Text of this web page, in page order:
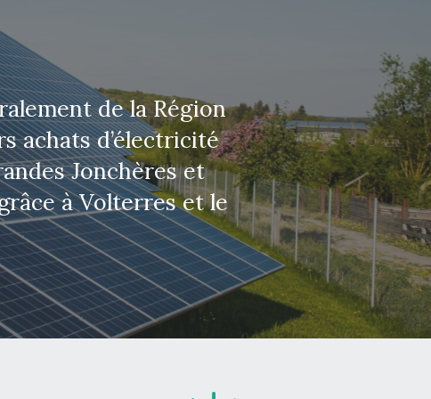
de la Région
achats d’électricité
Jonchères et
à Volterres et le